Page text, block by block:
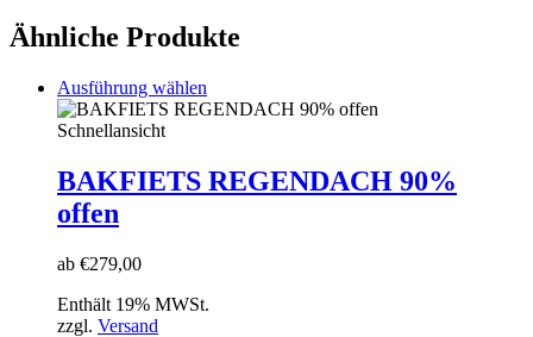
Ähnliche Produkte
Ausführung wählen
Produkt
Varianten
auf.
Schnellansicht
BAKFIETS REGENDACH 90%
offen
ab €279,00
Enthält 19% MWSt.
zzgl. Versand